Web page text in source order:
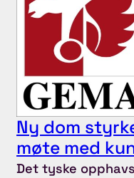
Ny dom
møte med
Det tyske